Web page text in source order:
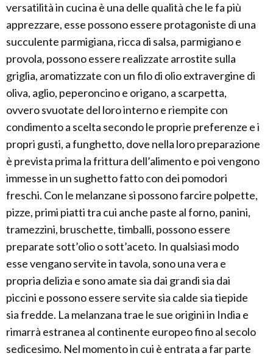
versatilità in cucina è una delle qualità che le fa più
apprezzare, esse possono essere protagoniste di una
succulente parmigiana, ricca di salsa, parmigiano e
provola, possono essere realizzate arrostite sulla
griglia, aromatizzate con un filo di olio extravergine di
oliva, aglio, peperoncino e origano, a scarpetta,
ovvero svuotate del loro interno e riempite con
condimento a scelta secondo le proprie preferenze e i
propri gusti, a funghetto, dove nella loro preparazione
è prevista prima la frittura dell’alimento e poi vengono
immesse in un sughetto fatto con dei pomodori
freschi. Con le melanzane si possono farcire polpette,
pizze, primi piatti tra cui anche paste al forno, panini,
tramezzini, bruschette, timballi, possono essere
preparate sott’olio o sott’aceto. In qualsiasi modo
esse vengano servite in tavola, sono una vera e
propria delizia e sono amate sia dai grandi sia dai
piccini e possono essere servite sia calde sia tiepide
sia fredde. La melanzana trae le sue origini in India e
rimarrà estranea al continente europeo fino al secolo
sedicesimo. Nel momento in cui è entrata a far parte